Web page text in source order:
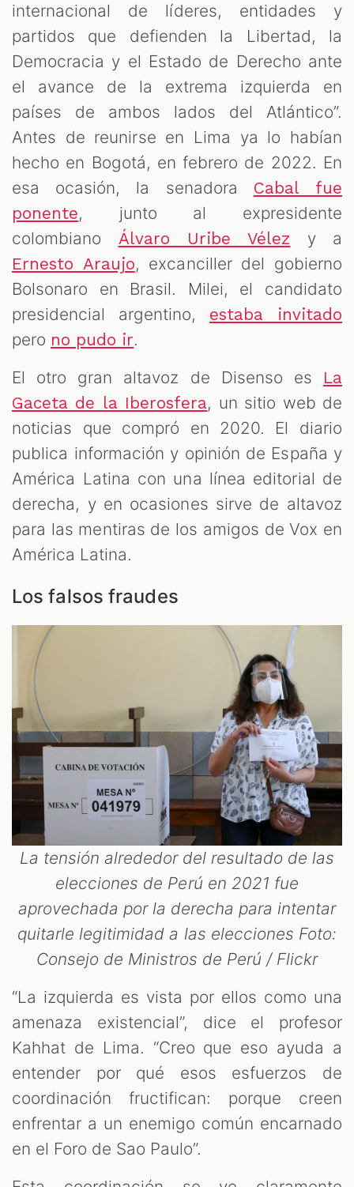
internacional de líderes, entidades y
partidos que defienden la Libertad, la
Democracia y el Estado de Derecho ante
el avance de la extrema izquierda en
países de ambos lados del Atlántico”.
Antes de reunirse en Lima ya lo habían
hecho en Bogotá, en febrero de 2022. En
esa ocasión, la senadora Cabal fue
ponente, junto al expresidente
colombiano Álvaro Uribe Vélez y a
Ernesto Araujo, excanciller del gobierno
Bolsonaro en Brasil. Milei, el candidato
presidencial argentino, estaba invitado
pero no pudo ir.
El otro gran altavoz de Disenso es
La
Gaceta de la Iberosfera, un sitio web de
noticias que compró en 2020. El diario
publica información y opinión de España y
América Latina con una línea editorial de
derecha, y en ocasiones sirve de altavoz
para las mentiras de los amigos de Vox en
América Latina.
Los falsos fraudes
La tensión alrededor del resultado de las
elecciones de Perú en 2021 fue
aprovechada por la derecha para intentar
quitarle legitimidad a las elecciones Foto:
Consejo de Ministros de Perú / Flickr
“La izquierda es vista por ellos como una
amenaza existencial”, dice el profesor
Kahhat de Lima. “Creo que eso ayuda a
entender por qué esos esfuerzos de
coordinación fructifican: porque creen
enfrentar a un enemigo común encarnado
en el Foro de Sao Paulo”.